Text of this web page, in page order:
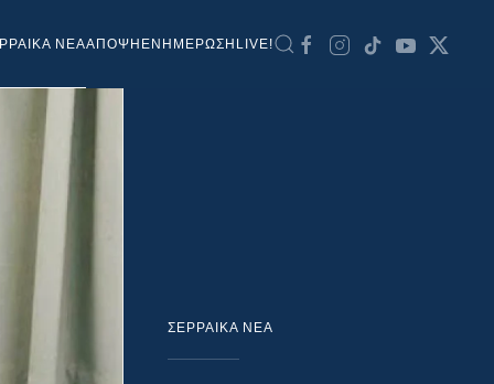
ΝΕΑΑΠΟΨΗ ΕΝΗΜΕΡΩΣΗ LIVE!
ΣΕΡΡΑΙΚΑ ΝΕΑ